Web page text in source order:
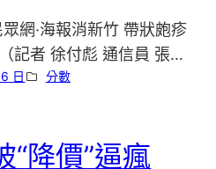
網·海報消新竹 帶狀皰疹
記者 徐付彪 通信員 張…
日 分數
“降價”逼瘋